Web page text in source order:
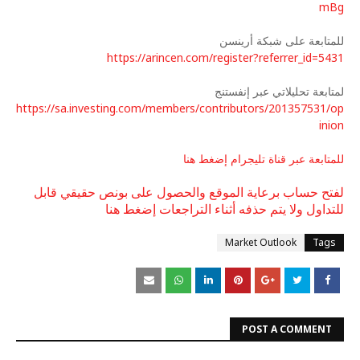
mBg
للمتابعة على شبكة أرينسن
https://arincen.com/register?referrer_id=5431
لمتابعة تحليلاتي عبر إنفستنج
https://sa.investing.com/members/contributors/201357531/op
inion
للمتابعة عبر قناة تليجرام إضغط هنا
لفتح حساب برعاية الموقع والحصول على بونص حقيقي قابل
للتداول ولا يتم حذفه أثناء التراجعات إضغط هنا
Tags
Market Outlook
POST A COMMENT